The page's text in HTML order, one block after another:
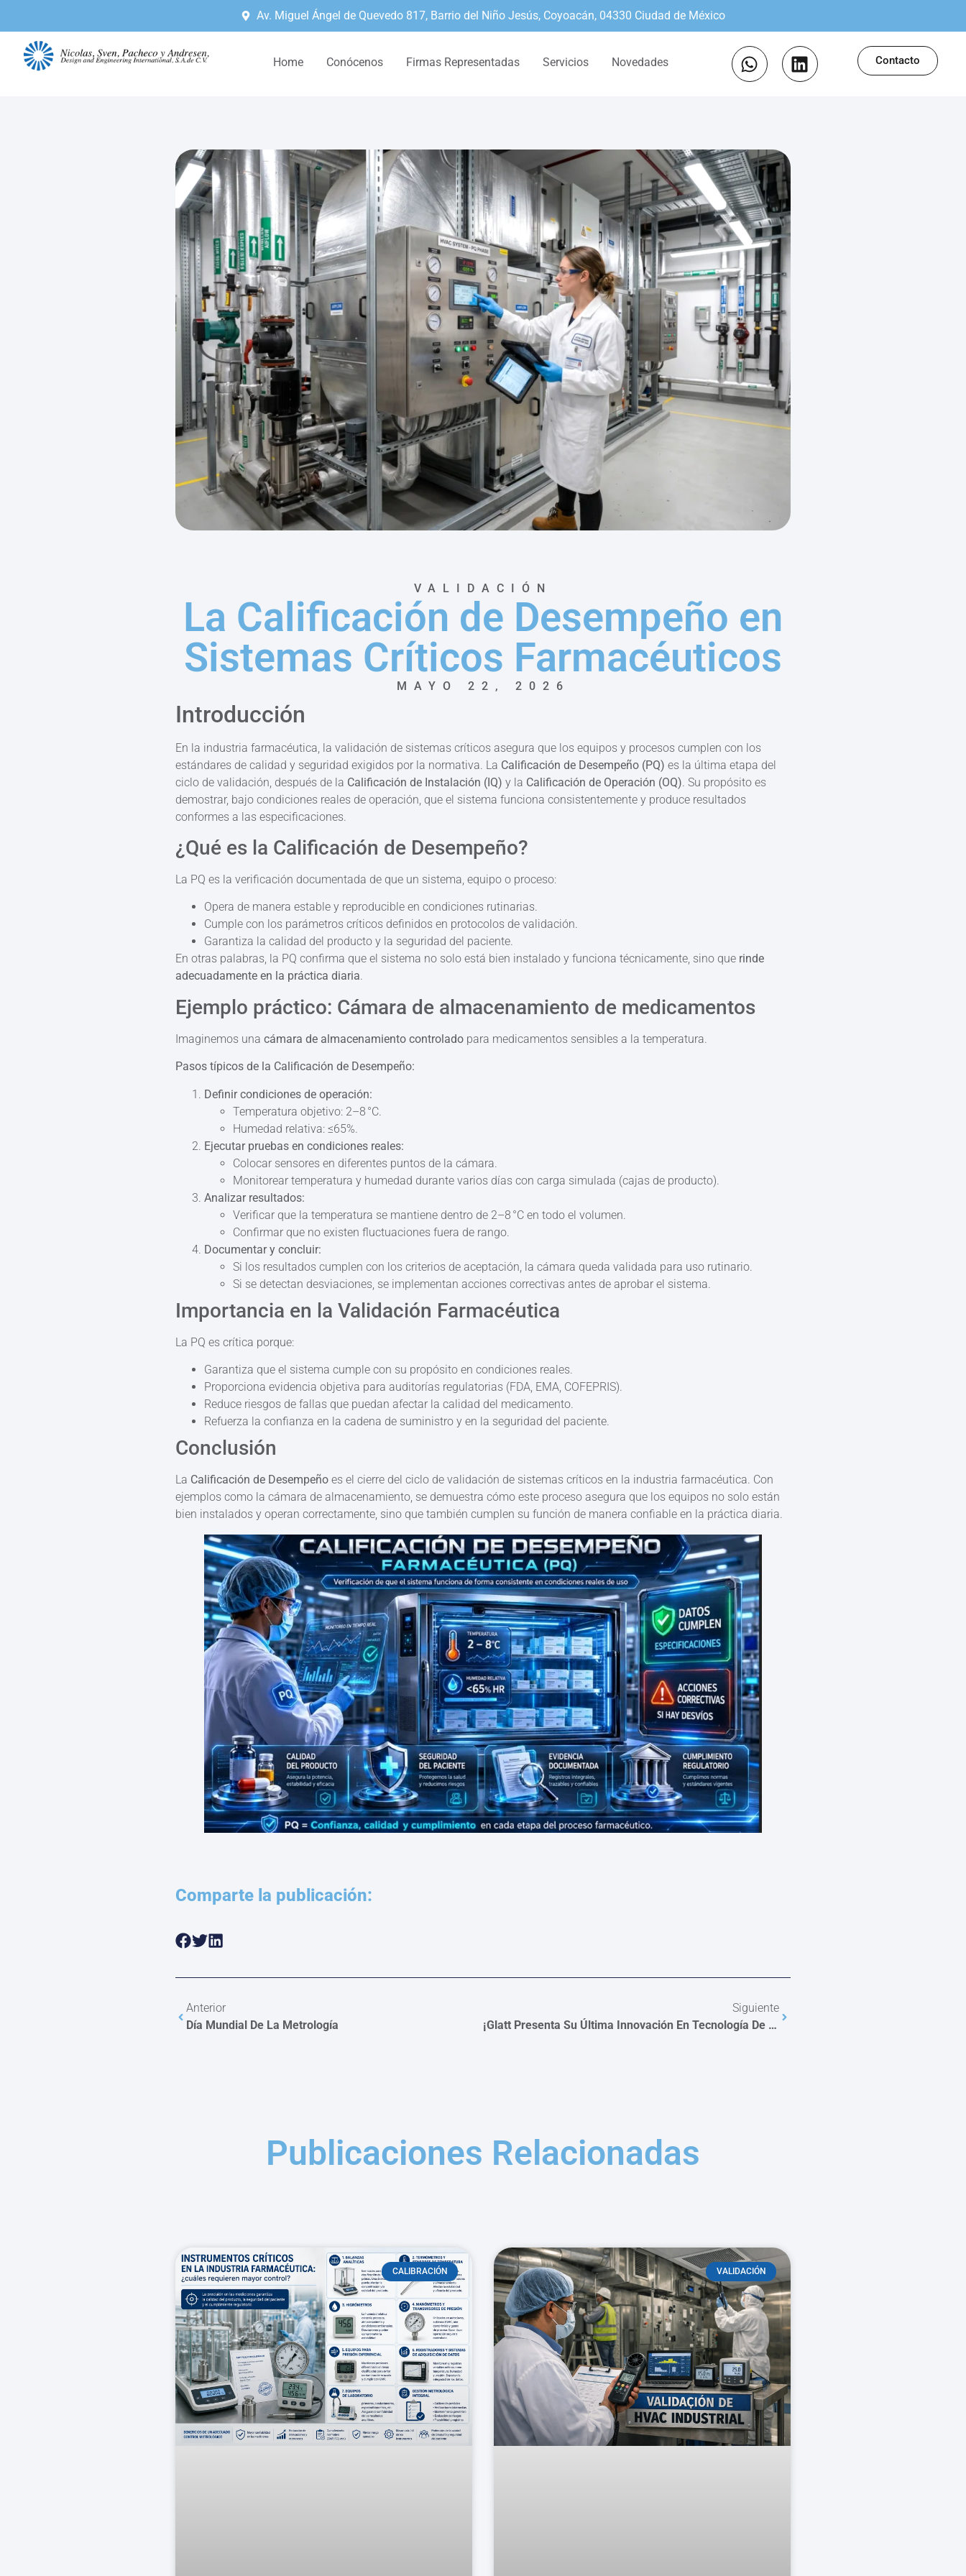
Av. Miguel Ángel de Quevedo 817, Barrio del Niño Jesús, Coyoacán, 04330 Ciudad de México
Home Conócenos Firmas Representadas Servicios Novedades Contacto
VALIDACIÓN
La Calificación de Desempeño en
Sistemas Críticos Farmacéuticos
MAYO 22, 2026
Introducción
En la industria farmacéutica, la validación de sistemas críticos asegura que los equipos y procesos cumplen con los
estándares de calidad y seguridad exigidos por la normativa. La Calificación de Desempeño (PQ) es la última etapa del
ciclo de validación, después de la Calificación de Instalación (IQ) y la Calificación de Operación (OQ). Su propósito es
demostrar, bajo condiciones reales de operación, que el sistema funciona consistentemente y produce resultados
conformes a las especificaciones.
¿Qué es la Calificación de Desempeño?
La PQ es la verificación documentada de que un sistema, equipo o proceso:
Opera de manera estable y reproducible en condiciones rutinarias.
Cumple con los parámetros críticos definidos en protocolos de validación.
Garantiza la calidad del producto y la seguridad del paciente.
En otras palabras, la PQ confirma que el sistema no solo está bien instalado y funciona técnicamente, sino que rinde
adecuadamente en la práctica diaria.
Ejemplo práctico: Cámara de almacenamiento de medicamentos
Imaginemos una cámara de almacenamiento controlado para medicamentos sensibles a la temperatura.
Pasos típicos de la Calificación de Desempeño:
Definir condiciones de operación:
Temperatura objetivo: 2–8 °C.
Humedad relativa: ≤65%.
Ejecutar pruebas en condiciones reales:
Colocar sensores en diferentes puntos de la cámara.
Monitorear temperatura y humedad durante varios días con carga simulada (cajas de producto).
Analizar resultados:
Verificar que la temperatura se mantiene dentro de 2–8 °C en todo el volumen.
Confirmar que no existen fluctuaciones fuera de rango.
Documentar y concluir:
Si los resultados cumplen con los criterios de aceptación, la cámara queda validada para uso rutinario.
Si se detectan desviaciones, se implementan acciones correctivas antes de aprobar el sistema.
Importancia en la Validación Farmacéutica
La PQ es crítica porque:
Garantiza que el sistema cumple con su propósito en condiciones reales.
Proporciona evidencia objetiva para auditorías regulatorias (FDA, EMA, COFEPRIS).
Reduce riesgos de fallas que puedan afectar la calidad del medicamento.
Refuerza la confianza en la cadena de suministro y en la seguridad del paciente.
Conclusión
La Calificación de Desempeño es el cierre del ciclo de validación de sistemas críticos en la industria farmacéutica. Con
ejemplos como la cámara de almacenamiento, se demuestra cómo este proceso asegura que los equipos no solo están
bien instalados y operan correctamente, sino que también cumplen su función de manera confiable en la práctica diaria.
Comparte la publicación:
Anterior
Día Mundial De La Metrología
Siguiente
¡Glatt Presenta Su Última Innovación En Tecnología De Secado Por Pulverización Spray Dryer GSX.Lab!
Publicaciones Relacionadas
CALIBRACIÓN VALIDACIÓN